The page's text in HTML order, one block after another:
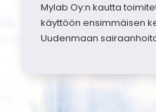
Mylab Oy:n kautta
käyttöön ensimmäisen
Uudenmaan